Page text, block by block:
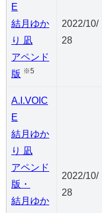
E
結月ゆか
り 凪
アペンド
版 ※5
2022/10/
28
A.I.VOIC
E
結月ゆか
り 凪
アペンド
版・
結月ゆか
2022/10/
28